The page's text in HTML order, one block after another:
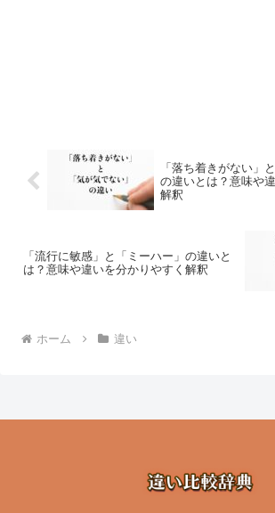
「落ち着きがない」
の違いとは？意味や
解釈
「流行に敏感」と「ミーハー」の違いと
は？意味や違いを分かりやすく解釈
ホーム 違い